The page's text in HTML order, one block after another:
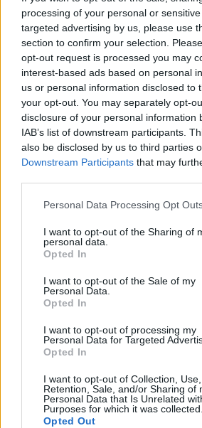
processing of your personal or
targeted advertising by us, please use
section to confirm your selection.
opt-out request is processed you may
interest-based ads based on personal
us or personal information disclosed to
your opt-out. You may separately opt-
disclosure of your personal information
IAB’s list of downstream participants.
also be disclosed by us to third parties
Downstream Participants that may
Please note that this website/app uses
not limited to your visit or usage
grant or deny consent to Google and its
use your data for below specified
consent section.
Personal Data Processing Opt
I want to opt-out of the Sharing of
personal data.
Opted In
I want to opt-out of the Sale of my
Personal Data.
Opted In
I want to opt-out of processing my
Personal Data for Targeted
Opted In
I want to opt-out of Collection, Use,
Retention, Sale, and/or Sharing of
Personal Data that Is Unrelated
Purposes for which it was collected.
Opted Out
Πυροσβεστική, δεν έχει πλέον
αντιμετωπίζονται μόνο κάποιες
καπνίζουν στην περίμετρο, η
έχει οροθετηθεί, αν και δεν
Για τις μεσημβρινές ώρες
δύο ελικόπτερα, ενώ επιχειρούν
δυνάμεις.
Δήμαρχος Λαυρεωτικής:
Σημειώνεται παράλληλα ότι σε
παρέμειναν όλη τη νύχτα οι
Λαυρεωτικής, λόγω της
Η φωτιά δυνάμωσε λόγω των
το απόγευμα οι εναέριες και
κατάσβεσης, κατάφεραν να τη